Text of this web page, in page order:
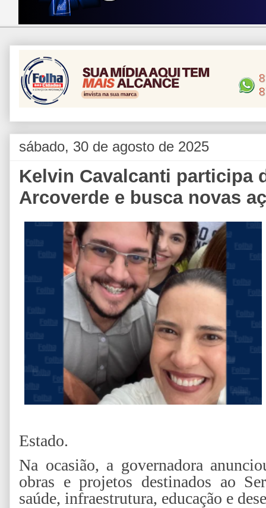
sábado, 30 de agosto de 2025
Kelvin Cavalcanti participa
Arcoverde e busca novas
Estado.
Na ocasião, a governadora
obras e projetos destinados ao
saúde, infraestrutura, educação e